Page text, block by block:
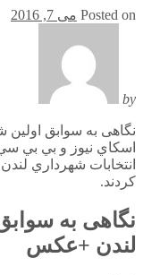
Posted on می 7, 2016
by
نگاهی به سوابق
اسكاي نيوز و بي بي
انتخابات شهرداري
كردند.
نگاهی به
لندن +عکس